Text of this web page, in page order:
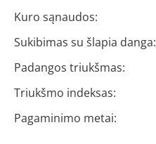
Kuro sąnaudos:
Sukibimas su šlapia danga:
Padangos triukšmas:
Triukšmo indeksas:
Pagaminimo metai: